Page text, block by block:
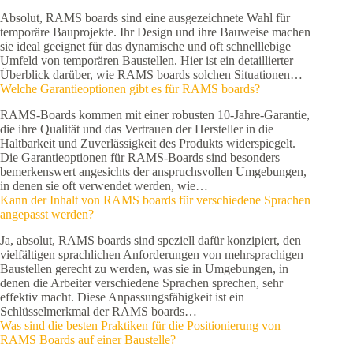
Absolut, RAMS boards sind eine ausgezeichnete Wahl für
temporäre Bauprojekte. Ihr Design und ihre Bauweise machen
sie ideal geeignet für das dynamische und oft schnelllebige
Umfeld von temporären Baustellen. Hier ist ein detaillierter
Überblick darüber, wie RAMS boards solchen Situationen…
Welche Garantieoptionen gibt es für RAMS boards?
RAMS-Boards kommen mit einer robusten 10-Jahre-Garantie,
die ihre Qualität und das Vertrauen der Hersteller in die
Haltbarkeit und Zuverlässigkeit des Produkts widerspiegelt.
Die Garantieoptionen für RAMS-Boards sind besonders
bemerkenswert angesichts der anspruchsvollen Umgebungen,
in denen sie oft verwendet werden, wie…
Kann der Inhalt von RAMS boards für verschiedene Sprachen
angepasst werden?
Ja, absolut, RAMS boards sind speziell dafür konzipiert, den
vielfältigen sprachlichen Anforderungen von mehrsprachigen
Baustellen gerecht zu werden, was sie in Umgebungen, in
denen die Arbeiter verschiedene Sprachen sprechen, sehr
effektiv macht. Diese Anpassungsfähigkeit ist ein
Schlüsselmerkmal der RAMS boards…
Was sind die besten Praktiken für die Positionierung von
RAMS Boards auf einer Baustelle?